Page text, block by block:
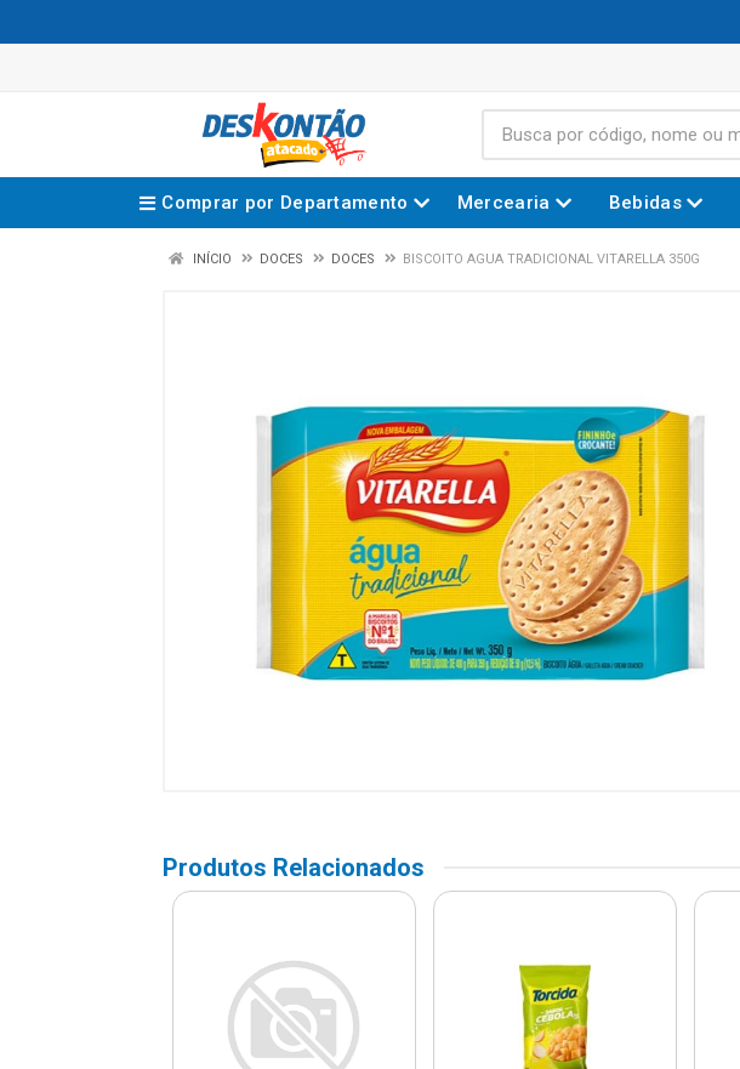
Comprar por Departamento Mercearia Bebidas
INÍCIO DOCES DOCES BISCOITO AGUA TRADICIONAL VITARELLA 350G
Produtos Relacionados